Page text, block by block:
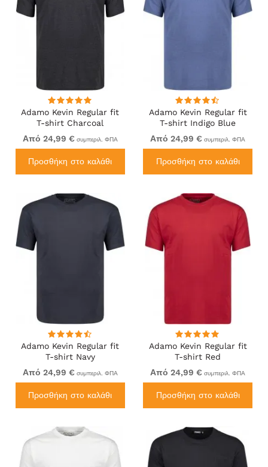
Adamo Kevin Regular fit
T-shirt Charcoal
Από 24,99 € συμπεριλ. ΦΠΑ
Προσθήκη στο καλάθι
Adamo Kevin Regular fit
T-shirt Indigo Blue
Από 24,99 € συμπεριλ. ΦΠΑ
Προσθήκη στο καλάθι
Adamo Kevin Regular fit
T-shirt Navy
Από 24,99 € συμπεριλ. ΦΠΑ
Προσθήκη στο καλάθι
Adamo Kevin Regular fit
T-shirt Red
Από 24,99 € συμπεριλ. ΦΠΑ
Προσθήκη στο καλάθι